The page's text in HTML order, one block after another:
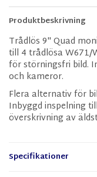
Produktbeskrivning
Specifikationer
Trådlös 9" Quad
till 4 trådlösa W671/
för störningsfri bild.
och kameror.
Flera alternativ för
Inbyggd inspelning
överskrivning av